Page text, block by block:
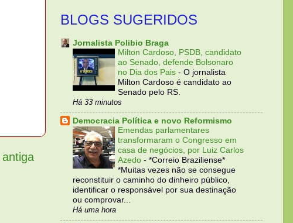
BLOGS SUGERIDOS
Jornalista Polibio Braga
Milton Cardoso, PSDB, candidato
ao Senado, defende Bolsonaro
no Dia dos Pais - O jornalista
Milton Cardoso é candidato ao
Senado pelo RS.
Há 33 minutos
Democracia Política e novo Reformismo
Emendas parlamentares
transformaram o Congresso em
casa de negócios, por Luiz Carlos
Azedo - *Correio Braziliense*
*Muitas vezes não se consegue
reconstituir o caminho do dinheiro público,
identificar o responsável por sua destinação
ou comprovar...
Há uma hora